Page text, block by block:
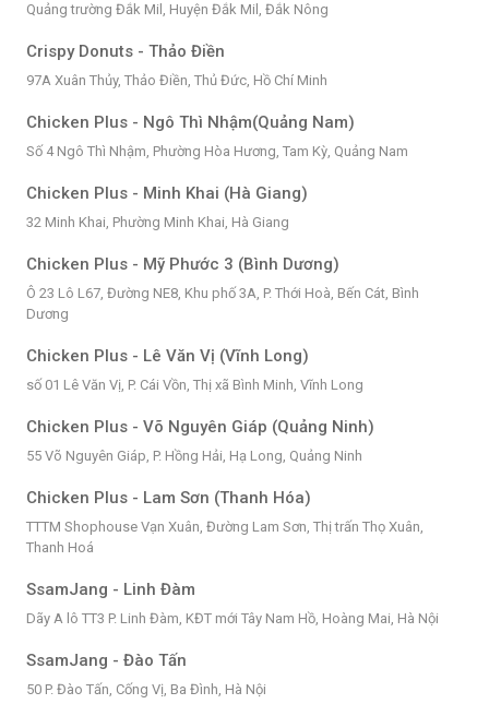
Quảng trường Đắk Mil, Huyện Đắk Mil, Đắk Nông
Crispy Donuts - Thảo Điền
97A Xuân Thủy, Thảo Điền, Thủ Đức, Hồ Chí Minh
Chicken Plus - Ngô Thì Nhậm(Quảng Nam)
Số 4 Ngô Thì Nhậm, Phường Hòa Hương, Tam Kỳ, Quảng Nam
Chicken Plus - Minh Khai (Hà Giang)
32 Minh Khai, Phường Minh Khai, Hà Giang
Chicken Plus - Mỹ Phước 3 (Bình Dương)
Ô 23 Lô L67, Đường NE8, Khu phố 3A, P. Thới Hoà, Bến Cát, Bình
Dương
Chicken Plus - Lê Văn Vị (Vĩnh Long)
số 01 Lê Văn Vị, P. Cái Vồn, Thị xã Bình Minh, Vĩnh Long
Chicken Plus - Võ Nguyên Giáp (Quảng Ninh)
55 Võ Nguyên Giáp, P. Hồng Hải, Hạ Long, Quảng Ninh
Chicken Plus - Lam Sơn (Thanh Hóa)
TTTM Shophouse Vạn Xuân, Đường Lam Sơn, Thị trấn Thọ Xuân,
Thanh Hoá
SsamJang - Linh Đàm
Dãy A lô TT3 P. Linh Đàm, KĐT mới Tây Nam Hồ, Hoàng Mai, Hà Nội
SsamJang - Đào Tấn
50 P. Đào Tấn, Cống Vị, Ba Đình, Hà Nội